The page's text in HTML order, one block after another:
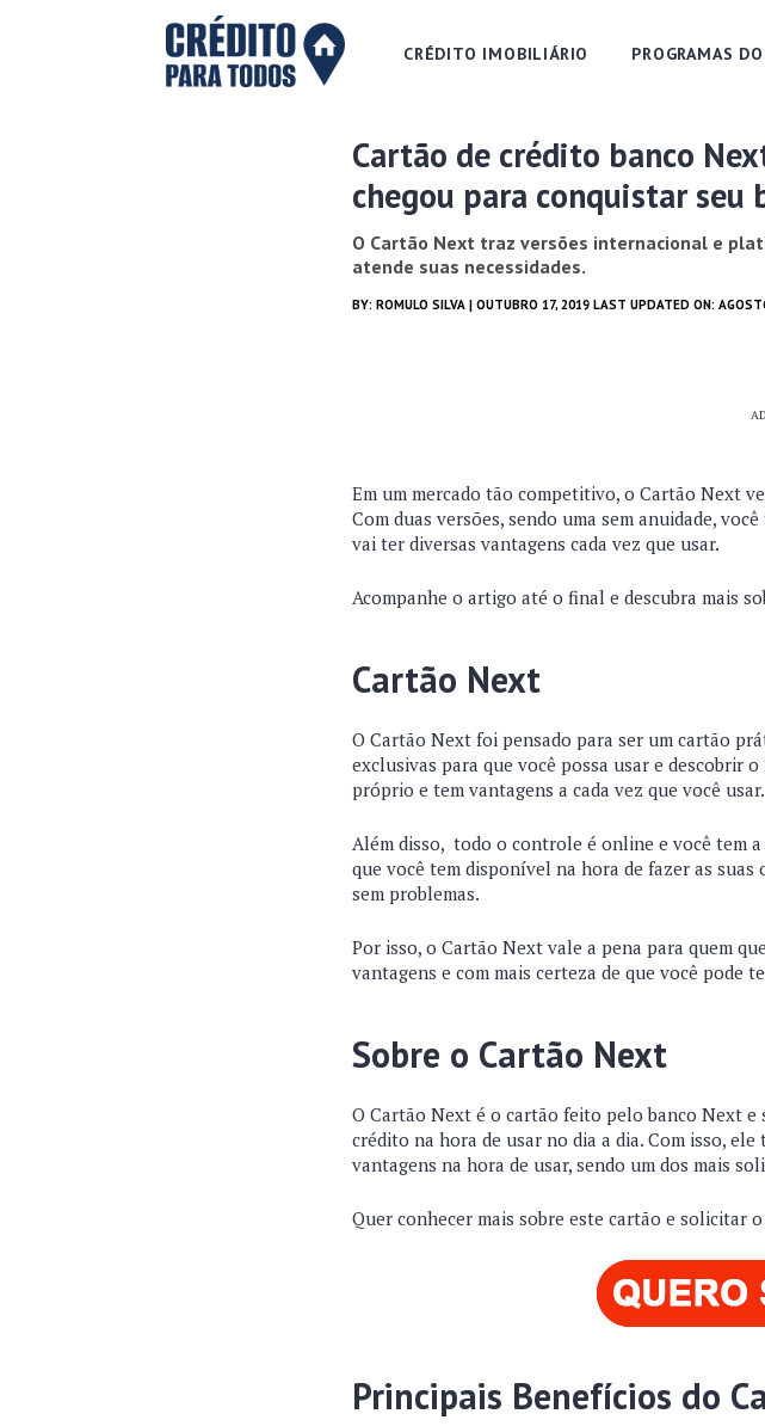
CRÉDITO IMOBILIÁRIO PROGRAMAS
Cartão de crédito banco
chegou para conquistar seu
O Cartão Next traz versões internacional e
atende suas necessidades.
BY: ROMULO SILVA | OUTUBRO 17, 2019 LAST UPDATED ON:
Em um mercado tão competitivo, o Cartão Next
Com duas versões, sendo uma sem anuidade,
vai ter diversas vantagens cada vez que usar.
Acompanhe o artigo até o final e descubra mais
Cartão Next
O Cartão Next foi pensado para ser um cartão
exclusivas para que você possa usar e descobrir
próprio e tem vantagens a cada vez que você usar.
Além disso, todo o controle é online e você tem
que você tem disponível na hora de fazer as
sem problemas.
Por isso, o Cartão Next vale a pena para quem
vantagens e com mais certeza de que você pode
Sobre o Cartão Next
O Cartão Next é o cartão feito pelo banco Next e
crédito na hora de usar no dia a dia. Com isso,
vantagens na hora de usar, sendo um dos mais
Quer conhecer mais sobre este cartão e solicitar
Principais Benefícios do